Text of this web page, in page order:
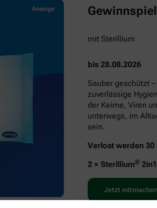
mit Sterillium
bis 28.08.2026
Sauber geschützt
zuverlässige
der Keime, Viren
unterwegs, im
sein.
Verlost werden
2 × Sterillium®
Jetzt mitmachen